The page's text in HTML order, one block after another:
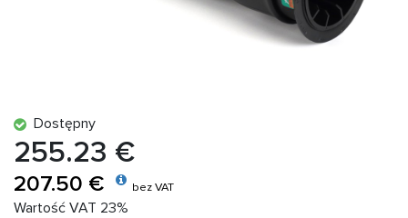
Dostępny
255.23 €
207.50 € bez VAT
Wartość VAT 23%